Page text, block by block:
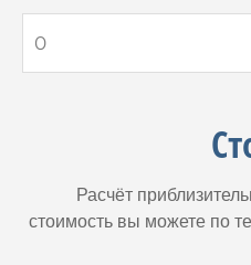
Расчёт
стоимость вы можете по